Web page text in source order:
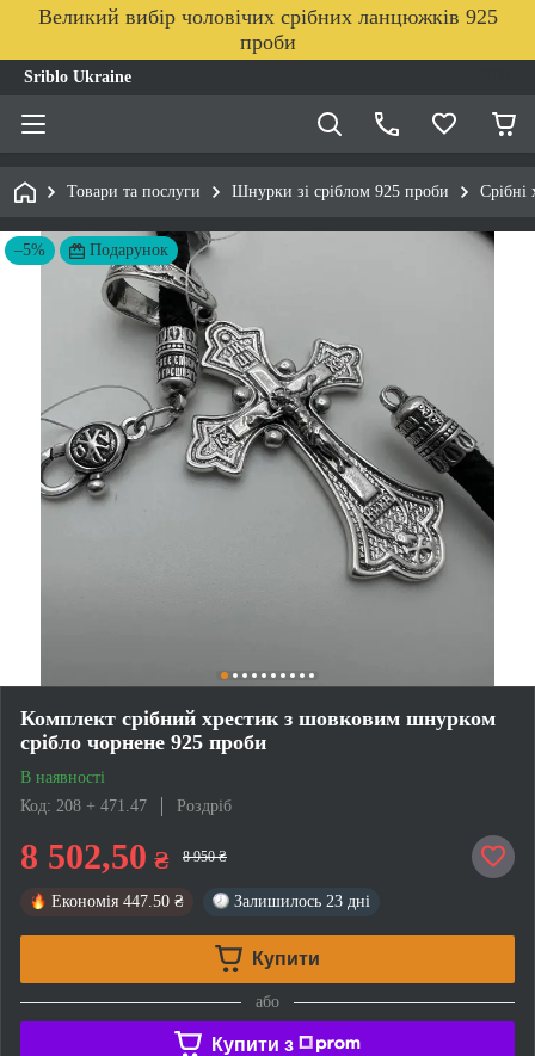
Великий вибір чоловічих срібних ланцюжків 925
проби
Sriblo Ukraine
Товари та послуги Шнурки зі сріблом 925 проби Срібні
–5% Подарунок
Комплект срібний хрестик з шовковим шнурком
срібло чорнене 925 проби
В наявності
Код: 208 + 471.47
Роздріб
8 502,50 ₴ 8 950 ₴
Економія 447.50 ₴ Залишилось 23 дні
Купити
або
Купити з